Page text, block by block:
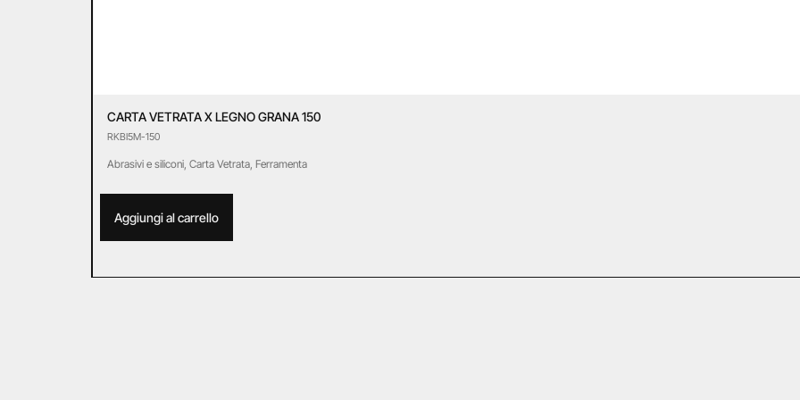
CARTA VETRATA X LEGNO GRANA 150
RKBI5M-150
Abrasivi e siliconi, Carta Vetrata, Ferramenta
Aggiungi al carrello